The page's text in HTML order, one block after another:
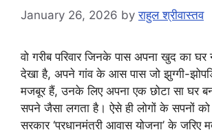
January 26, 2026 byराहुल श्रीवास्तव
​वो गरीब परिवार जिनके पास अपना खुद का
देखा है, अपने गांव के आस पास जो झुग्गी-
मजबूर हैं, उनके लिए अपना एक छोटा सा घर
सपने जैसा लगता है। ऐसे ही लोगों के सपनों
सरकार ‘प्रधानमंत्री आवास योजना’ के जरिए